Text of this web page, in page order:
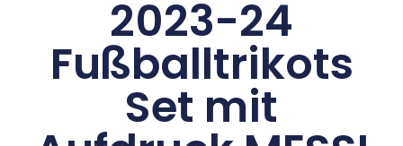
2023-24
Fußballtrikots
Set mit